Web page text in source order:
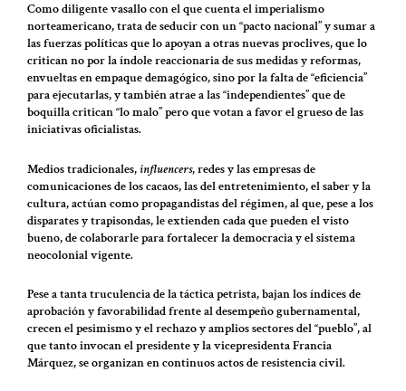
Como diligente vasallo con el que cuenta el imperialismo
norteamericano, trata de seducir con un “pacto nacional” y sumar a
las fuerzas políticas que lo apoyan a otras nuevas proclives, que lo
critican no por la índole reaccionaria de sus medidas y reformas,
envueltas en empaque demagógico, sino por la falta de “eficiencia”
para ejecutarlas, y también atrae a las “independientes” que de
boquilla critican “lo malo” pero que votan a favor el grueso de las
iniciativas oficialistas.
Medios tradicionales,influencers, redes y las empresas de
comunicaciones de los cacaos, las del entretenimiento, el saber y la
cultura, actúan como propagandistas del régimen, al que, pese a los
disparates y trapisondas, le extienden cada que pueden el visto
bueno, de colaborarle para fortalecer la democracia y el sistema
neocolonial vigente.
Pese a tanta truculencia de la táctica petrista, bajan los índices de
aprobación y favorabilidad frente al desempeño gubernamental,
crecen el pesimismo y el rechazo y amplios sectores del “pueblo”, al
que tanto invocan el presidente y la vicepresidenta Francia
Márquez, se organizan en continuos actos de resistencia civil.